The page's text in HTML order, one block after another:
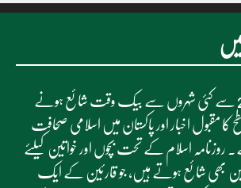
روزنامہ اسلام 2001 سے کئی شہروں سے بیک وقت شائع ہونے
کا مقبول اخبار اور پاکستان میں اسلامی صحافت
روزنامہ اسلام کے تحت بچوں اور خواتین کیلئے
بھی شائع ہوتے ہیں، جو قارئین کے ایک